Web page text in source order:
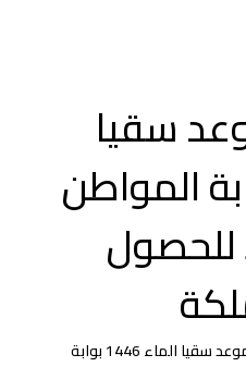
سقيا
1446 بوابة المواطن
للحصول
خطوات حجز موعد سقيا الماء 1446 بوابة